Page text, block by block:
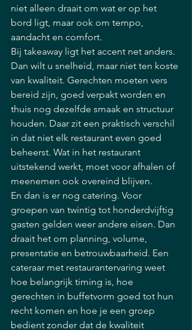
niet alleen draait om wat er op het
bord ligt, maar ook om tempo,
aandacht en comfort.
Bij takeaway ligt het accent net anders.
Dan wilt u snelheid, maar niet ten koste
van kwaliteit. Gerechten moeten vers
bereid zijn, goed verpakt worden en
thuis nog dezelfde smaak en structuur
houden. Daar zit een praktisch verschil
in dat niet elk restaurant even goed
beheerst. Wat in het restaurant
uitstekend werkt, moet voor afhalen of
meenemen ook overeind blijven.
En dan is er nog catering. Voor
groepen van twintig tot honderdvijftig
gasten gelden weer andere eisen. Dan
draait het om planning, volume,
presentatie en betrouwbaarheid. Een
cateraar met restaurantervaring weet
hoe belangrijk timing is, hoe
gerechten in buffetvorm goed tot hun
recht komen en hoe je een groep
bedient zonder dat de kwaliteit